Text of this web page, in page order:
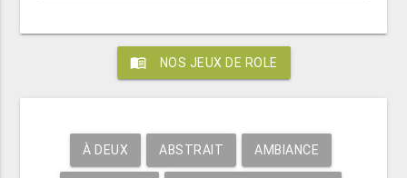
menu_book NOS JEUX DE ROLE
À DEUX ABSTRAIT AMBIANCE